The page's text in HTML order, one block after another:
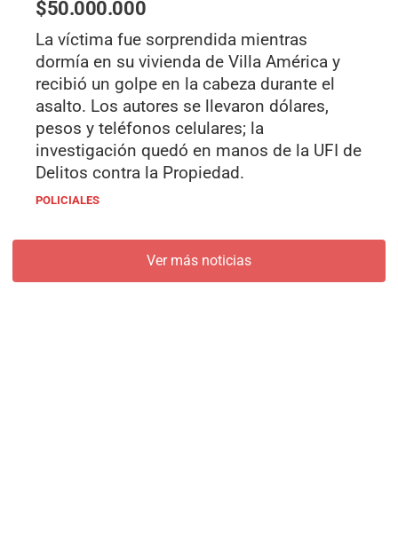
$50.000.000
La víctima fue sorprendida mientras
dormía en su vivienda de Villa América y
recibió un golpe en la cabeza durante el
asalto. Los autores se llevaron dólares,
pesos y teléfonos celulares; la
investigación quedó en manos de la UFI de
Delitos contra la Propiedad.
POLICIALES
Ver más noticias